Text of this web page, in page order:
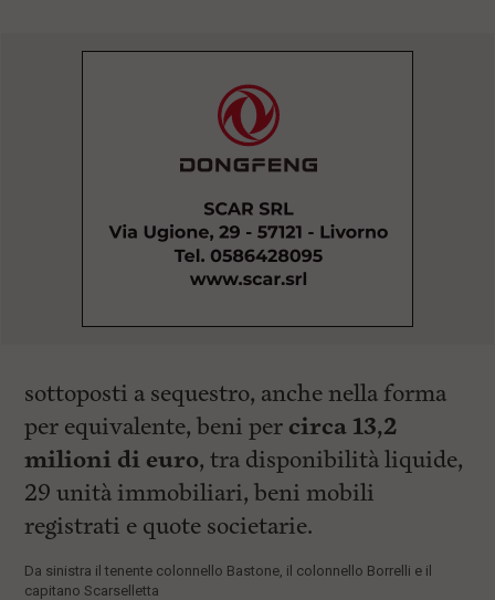
sottoposti a sequestro, anche nella forma
per equivalente, beni per circa 13,2
milioni di euro, tra disponibilità liquide,
29 unità immobiliari, beni mobili
registrati e quote societarie.
Da sinistra il tenente colonnello Bastone, il colonnello Borrelli e il
capitano Scarselletta